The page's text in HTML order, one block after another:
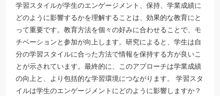
学習スタイルが学生のエンゲージメント、保持、学業成績に
どのように影響するかを理解することは、効果的な教育にと
って重要です。教育方法を個々の好みに合わせることで、モ
チベーションと参加が向上します。研究によると、学生は自
分の学習スタイルに合った方法で情報を保持する方が良いこ
とが示されています。最終的に、このアプローチは学業成績
の向上と、より包括的な学習環境につながります。 学習スタ
イルは学生のエンゲージメントにどのように影響しますか？